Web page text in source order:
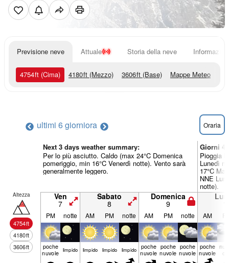
Previsione neve Attuale Storia della neve
4754ft (Cima) 4180ft (Mezzo) 3606ft (Base) Mappe Meteo
ultimi 6 giorniora Oraria
Next 3 days weather summary:
Per lo più asciutto. Caldo (max 24°C Domenica
pomeriggio, min 16°C Venerdì notte). Vento sarà
generalmente leggero.
Giorni
Pioggia
Lunedì
17°C
NNE
notte).
Altezza
4754ft
4180ft
3606ft
Ven
7
Sabato
8
Domenica
9
PM notte AM PM notte AM PM notte AM
poche
nuvole limp­ido limp­ido limp­ido limp­ido poche
nuvole
poche
nuvole
poche
nuvole
poche
nuvole